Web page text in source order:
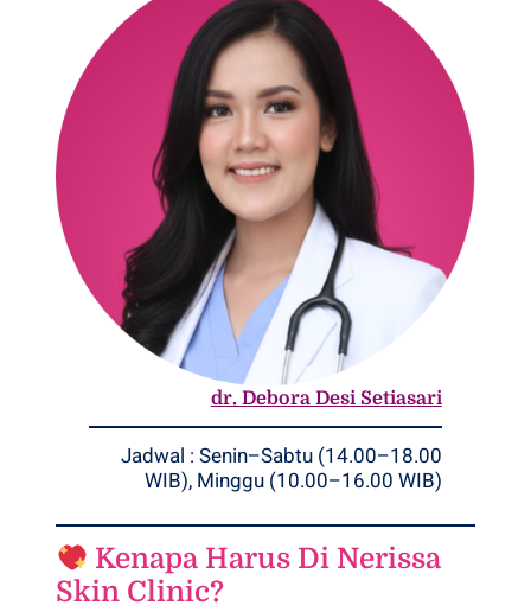
dr. Debora Desi Setiasari
Jadwal : Senin–Sabtu (14.00–18.00
WIB), Minggu (10.00–16.00 WIB)
Kenapa Harus Di Nerissa
Skin Clinic?